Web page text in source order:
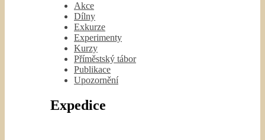
Akce
Dílny
Exkurze
Experimenty
Kurzy
Příměstský tábor
Publikace
Upozornění
Expedice